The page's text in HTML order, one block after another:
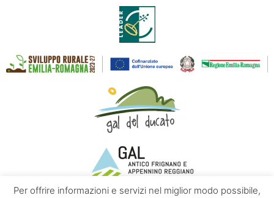
Per offrire informazioni e servizi nel miglior modo possibile,